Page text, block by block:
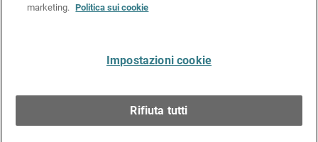
Kit Media & Brand
marketing. Politica sui cookie
Impostazioni cookie
Rifiuta tutti